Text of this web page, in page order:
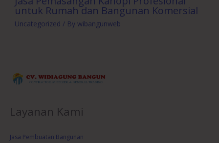
untuk Rumah dan Bangunan Komersial
Uncategorized / By wibangunweb
Layanan Kami
Jasa Pembuatan Bangunan